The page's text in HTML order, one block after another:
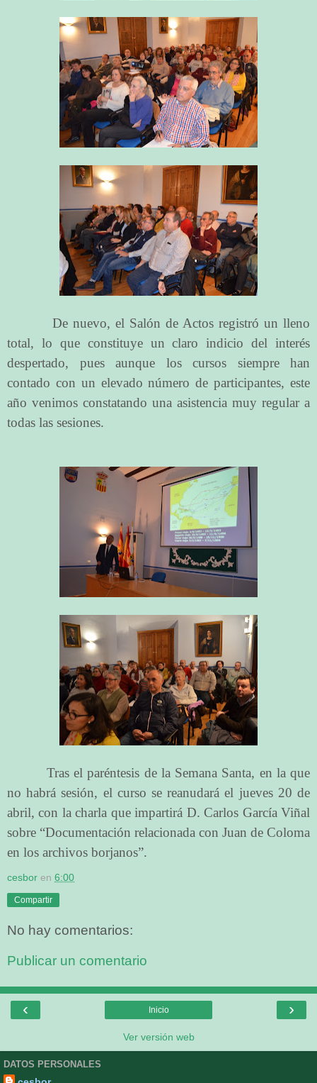
De nuevo, el Salón de Actos registró un lleno
total, lo que constituye un claro indicio del interés
despertado, pues aunque los cursos siempre han
contado con un elevado número de participantes, este
año venimos constatando una asistencia muy regular a
todas las sesiones.
Tras el paréntesis de la Semana Santa, en la que
no habrá sesión, el curso se reanudará el jueves 20 de
abril, con la charla que impartirá D. Carlos García Viñal
sobre “Documentación relacionada con Juan de Coloma
en los archivos borjanos”.
cesbor en 6:00
Compartir
No hay comentarios:
Publicar un comentario
‹ ›
Inicio
Ver versión web
DATOS PERSONALES